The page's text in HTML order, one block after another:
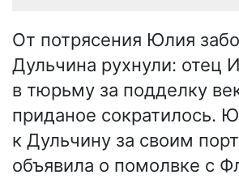
От потрясения Юлия
Дульчина рухнули: отец
в тюрьму за подделку
приданое сократилось.
к Дульчину за своим
объявила о помолвке с